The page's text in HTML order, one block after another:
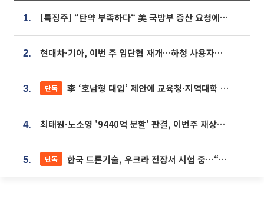
1. [특징주] “탄약 부족하다“ 美 국방부 증산 요청에⋯국내 방산주 급등세
2. 현대차·기아, 이번 주 임단협 재개…하청 사용자성 재심도 ‘변수’
3. 단독 李 ‘호남형 대입’ 제안에 교육청·지역대학 서·논술형 입시 연계 '착수'
4. 최태원·노소영 '9440억 분할' 판결, 이번주 재상고 여부 주목
5. 단독 한국 드론기술, 우크라 전장서 시험 중…“스타트업 여러 곳 참여”